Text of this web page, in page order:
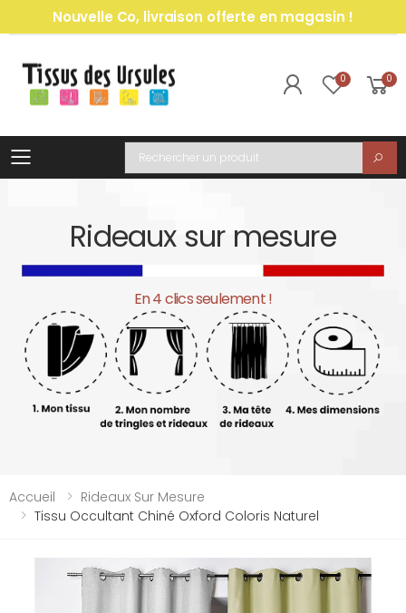
Nouvelle Co, livraison offerte en magasin !
0 0
Toggle mobile menu
Recherche
Rideaux sur mesure
En 4 clics seulement !
Accueil
Rideaux Sur Mesure
Tissu Occultant Chiné Oxford Coloris Naturel